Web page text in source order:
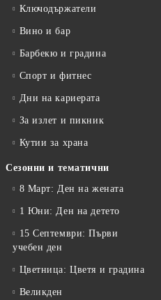
Ключодържатели
Вино и бар
Барбекю и градина
Спорт и фитнес
Дни на кариерата
За излет и пикник
Кутии за храна
Сезонни и тематични
8 Март: Ден на жената
1 Юни: Ден на детето
15 Септември: Първи
учебен ден
Цветница: Цветя и градина
Великден